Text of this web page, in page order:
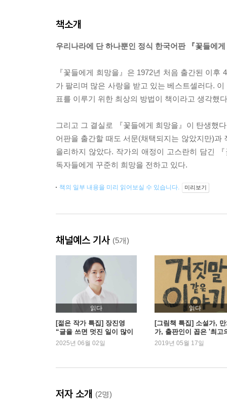
책소개
우리나라에 단 하나뿐인 정식 한국어판 『꽃들에
『꽃들에게 희망을』은 1972년 처음 출간된 이
가 팔리며 많은 사랑을 받고 있는 베스트셀러다.
표를 이루기 위한 최상의 방법이 책이라고 생각했
그리고 그 결실로 『꽃들에게 희망을』이 탄생했
어판을 출간할 때도 서문(채택되지는 않았지만)
을리하지 않았다. 작가의 애정이 고스란히 담긴
독자들에게 꾸준히 희망을 전하고 있다.
책의 일부 내용을 미리 읽어보실 수 있습니다. 미리보기
채널예스 기사 (5개)
읽다
[젊은 작가 특집] 장진영
“글을 쓰면 멋진 일이 많이
일어나는 것 같아요”
2025년 06월 02일
읽다
[그림책 특집] 소설가,
가, 출판인이 꼽은 '최고
그림책'
2019년 05월 17일
저자 소개 (2명)